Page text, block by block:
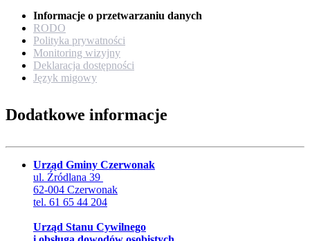
Informacje o przetwarzaniu danych
RODO
Polityka prywatności
Monitoring wizyjny
Deklaracja dostępności
Język migowy
Dodatkowe informacje
Urząd Gminy Czerwonak
ul. Źródlana 39
62-004 Czerwonak
tel. 61 65 44 204
Urząd Stanu Cywilnego